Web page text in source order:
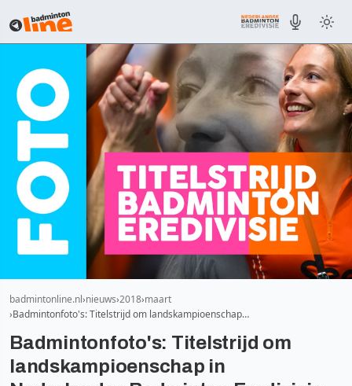
badmintonline.nl nieuws 2018 maart
Badmintonfoto's: Titelstrijd om landskampioenschap…
Badmintonfoto's: Titelstrijd om
landskampioenschap in